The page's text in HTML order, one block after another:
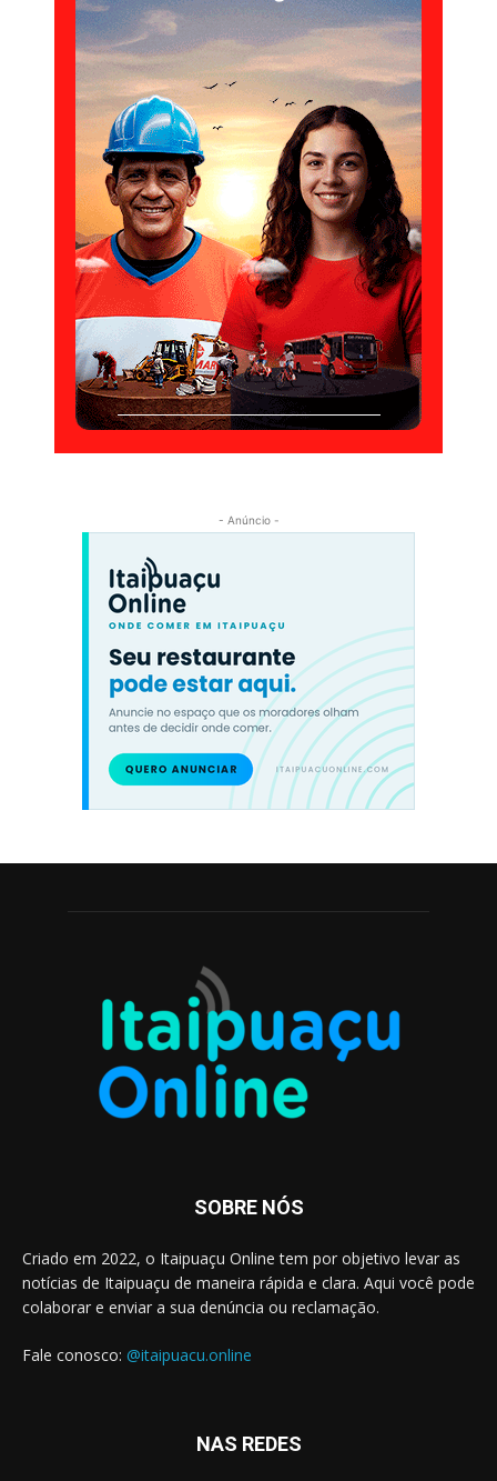
SOBRE NÓS
Criado em 2022, o Itaipuaçu Online tem por objetivo levar as
notícias de Itaipuaçu de maneira rápida e clara. Aqui você pode
colaborar e enviar a sua denúncia ou reclamação.
Fale conosco: @itaipuacu.online
NAS REDES